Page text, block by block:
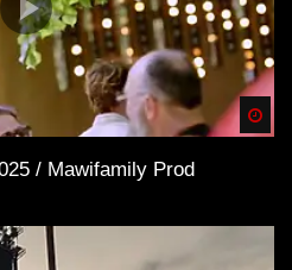
/ Mawifamily Prod